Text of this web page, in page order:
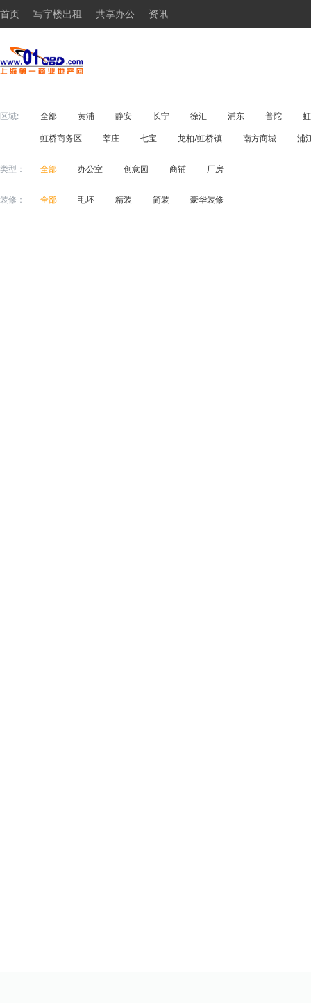
首页 写字楼出租 共享办公 资讯
区域: 全部 黄浦 静安 长宁 徐汇 浦东 普陀
虹桥商务区
莘庄 七宝 龙柏/虹桥镇 南方商城 浦
类型： 全部 办公室 创意园 商铺 厂房
装修： 全部 毛坯 精装 简装 豪华装修